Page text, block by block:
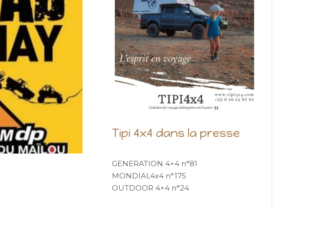
Tipi 4x4 dans la presse
GENERATION 4×4 n°81
MONDIAL4x4 n°175
OUTDOOR 4×4 n°24